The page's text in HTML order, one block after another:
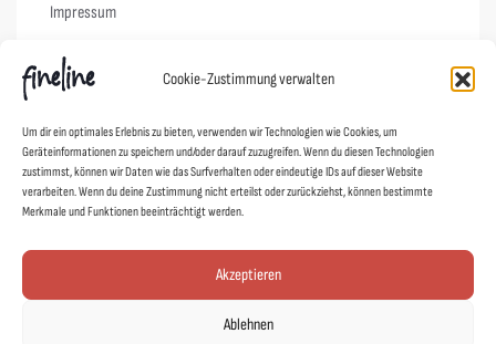
Cookie-Zustimmung verwalten
Um dir ein optimales Erlebnis zu bieten, verwenden wir Technologien wie Cookies, um
Geräteinformationen zu speichern und/oder darauf zuzugreifen. Wenn du diesen Technologien
zustimmst, können wir Daten wie das Surfverhalten oder eindeutige IDs auf dieser Website
verarbeiten. Wenn du deine Zustimmung nicht erteilst oder zurückziehst, können bestimmte
Merkmale und Funktionen beeinträchtigt werden.
Akzeptieren
Ablehnen
Impressum
Kontakt
Designer
Agentur fineline